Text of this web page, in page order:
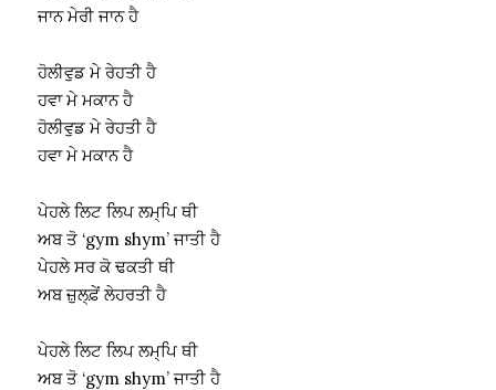
ਜਾਨ ਮੇਰੀ ਜਾਨ ਹੈ
ਹੋਲੀਵੁਡ ਮੇ ਰੇਹਤੀ ਹੈ
ਹਵਾ ਮੇ ਮਕਾਨ ਹੈ
ਹੋਲੀਵੁਡ ਮੇ ਰੇਹਤੀ ਹੈ
ਹਵਾ ਮੇ ਮਕਾਨ ਹੈ
ਪੇਹਲੇ ਲਿਟ ਲਿਪ ਲਮ੍ਪਿ ਥੀ
ਅਬ ਤੋ ‘gym shym’ ਜਾਤੀ ਹੈ
ਪੇਹਲੇ ਸਰ ਕੋ ਢਕਤੀ ਥੀ
ਅਬ ਜ਼ੁਲ੍ਫ਼ੇਂ ਲੇਹਰਤੀ ਹੈ
ਪੇਹਲੇ ਲਿਟ ਲਿਪ ਲਮ੍ਪਿ ਥੀ
ਅਬ ਤੋ ‘gym shym’ ਜਾਤੀ ਹੈ